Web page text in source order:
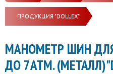
ПРОДУКЦИЯ "DOLLEX"
МАНОМЕТР ШИН
ДО 7АТМ.